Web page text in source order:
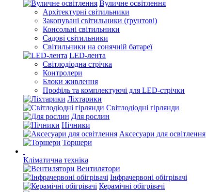
Вуличне освітлення
Архітектурні світильники
Закопувані світильники (ґрунтові)
Консольні світильники
Садові світильники
Світильники на сонячній батареї
LED-лента
Світлодіодна стрічка
Контролери
Блоки живлення
Профіль та комплектуючі для LED-стрічки
Ліхтарики
Світлодіодні гірлянди
Для рослин
Нічники
Аксесуари для освітлення
Торшери
Кліматична техніка
Вентилятори
Інфрачервоні обігрівачі
Керамічні обігрівачі